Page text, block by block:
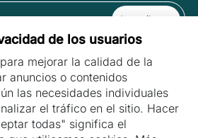
las Condiciones y la Política de
de los usuarios
mejorar la calidad de la
anuncios o contenidos
las necesidades individuales
el tráfico en el sitio. Hacer
todas" significa el